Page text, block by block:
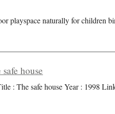
playspace naturally for children
house
: The safe house Year : 1998